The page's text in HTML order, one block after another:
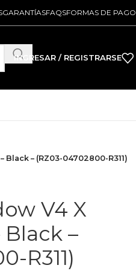
GARANTÍASFAQSFORMAS DE PAGO
INGRESAR / REGISTRARSE
– (RZ03-04702800-R311)
V4 X
–
R311)